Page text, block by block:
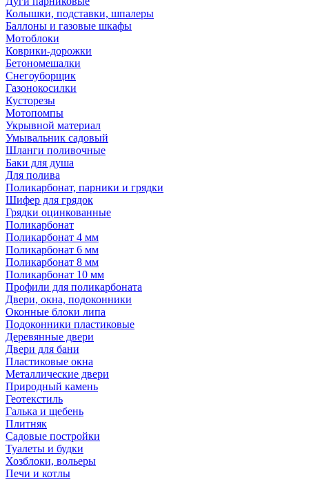
Колышки, подставки, шпалеры
Баллоны и газовые шкафы
Мотоблоки
Коврики-дорожки
Бетономешалки
Снегоуборщик
Газонокосилки
Кусторезы
Мотопомпы
Укрывной материал
Умывальник садовый
Шланги поливочные
Баки для душа
Для полива
Поликарбонат, парники и грядки
Шифер для грядок
Грядки оцинкованные
Поликарбонат
Поликарбонат 4 мм
Поликарбонат 6 мм
Поликарбонат 8 мм
Поликарбонат 10 мм
Профили для поликарбоната
Двери, окна, подоконники
Оконные блоки липа
Подоконники пластиковые
Деревянные двери
Двери для бани
Пластиковые окна
Металлические двери
Природный камень
Геотекстиль
Галька и щебень
Плитняк
Садовые постройки
Туалеты и будки
Хозблоки, вольеры
Печи и котлы